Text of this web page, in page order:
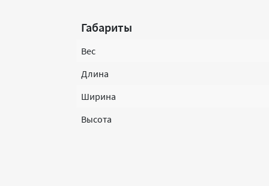
Габариты
Вес
Длина
Ширина
Высота